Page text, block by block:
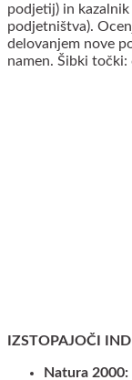
podjetij) in
podjetništva).
delovanjem nove
namen. Šibki
IZSTOPAJOČI
Natura